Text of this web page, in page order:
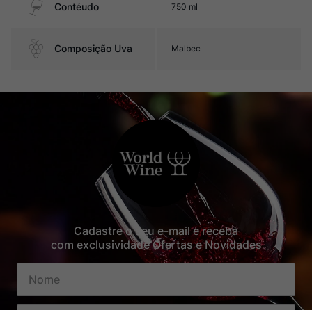
Contéudo 750 ml
Composição Uva Malbec
Cadastre o seu e-mail e receba
com exclusividade Ofertas e Novidades